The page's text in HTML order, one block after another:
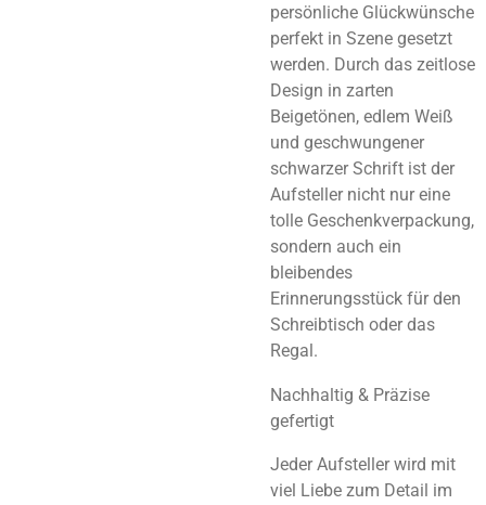
persönliche Glückwünsche
perfekt in Szene gesetzt
werden. Durch das zeitlose
Design in zarten
Beigetönen, edlem Weiß
und geschwungener
schwarzer Schrift ist der
Aufsteller nicht nur eine
tolle Geschenkverpackung,
sondern auch ein
bleibendes
Erinnerungsstück für den
Schreibtisch oder das
Regal.
Nachhaltig & Präzise
gefertigt
Jeder Aufsteller wird mit
viel Liebe zum Detail im